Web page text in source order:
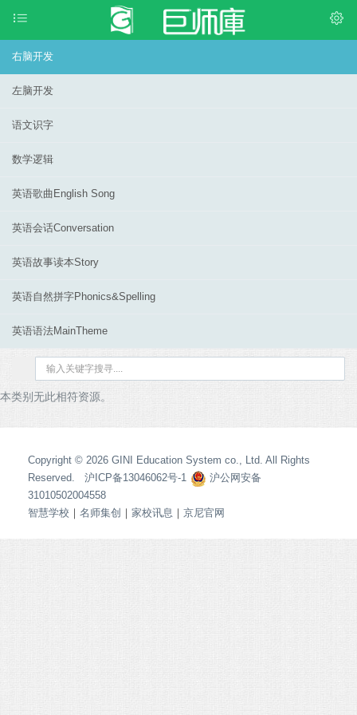
右脑开发
左脑开发
语文识字
数学逻辑
英语歌曲English Song
英语会话Conversation
英语故事读本Story
英语自然拼字Phonics&Spelling
英语语法MainTheme
本类别无此相符资源。
Copyright © 2026 GINI Education System co., Ltd. All Rights
Reserved. 沪ICP备13046062号-1
沪公网安备
31010502004558
智慧学校 ｜ 名师集创 ｜ 家校讯息 ｜ 京尼官网